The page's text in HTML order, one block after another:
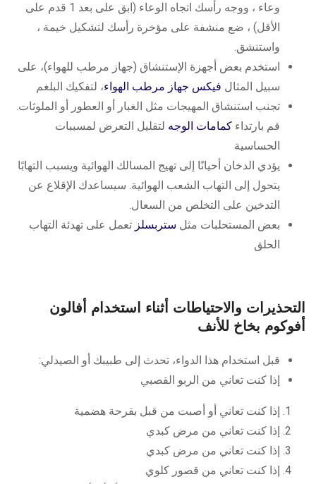
وعاء ، ووجه رأسك اتجاه الوعاء (ابق على بعد 1 قدم على
الأقل) ، ضع منشفة على مؤخرة رأسك لتشكيل خيمة ،
واستنشق.
استخدم بعض أجهزة الإستنشاق (جهاز مرطب للهواء)، على
سبيل المثال فيكس جهاز مرطب الهواء، لتفكيك البلغم
تجنب استنشاق المهيجات مثل الغبار أو العطور أو الملوثات.
قم بارتداء كمامات الوجه لتقليل التعرض لمسببات
الحساسية
يؤدي الدخان أحيانًا إلى تهيج المسالك الهوائية ويسبب التهابًا
يتحول إلى التهاب الشعب الهوائية. سيساعدك الإقلاع عن
التدخين على التخلص من السعال.
بعض المستحلبات مثل ستربسلز تعمل على تهدئة التهاب
الحلق
التحذيرات والاحتياطات أثناء استخدام أفالون
أفوكوم بخاخ للأنف
قبل استخدام هذا الدواء، تحدث إلى طبيبك أو الصيدلي:
إذا كنت تعاني من الربو القصبي
إذا كنت تعاني أو أصبت من قبل بقرحة هضمية
إذا كنت تعاني من مرض كبدي
إذا كنت تعاني من مرض كبدي
إذا كنت تعاني من قصور كلوي